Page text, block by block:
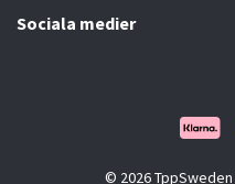
Sociala medier
© 2026 TppSweden